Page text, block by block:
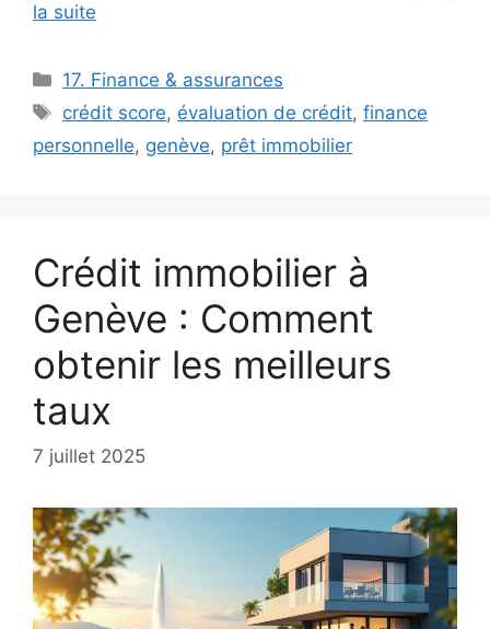
la suite
Catégories
17. Finance & assurances
Étiquettes
crédit score, évaluation de crédit,finance
personnelle, genève, prêt immobilier
Crédit immobilier à
Genève : Comment
obtenir les meilleurs
taux
7 juillet 2025